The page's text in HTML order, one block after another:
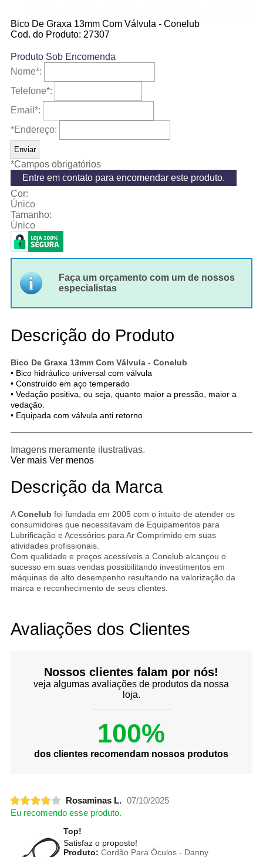
Bico De Graxa 13mm Com Válvula - Conelub
Cod. do Produto: 27307
Produto Sob Encomenda
Nome*:
Telefone*:
Email *:
*Endereço:
*Campos obrigatórios
Entre em contato para encomendar este produto.
Cor:
Único
Tamanho:
Único
Faça um orçamento com um de nossos
especialistas
Descrição do Produto
Bico De Graxa 13mm Com Válvula - Conelub
• Bico hidráulico universal com válvula
• Construído em aço temperado
• Vedação positiva, ou seja, quanto maior a pressão, maior a
vedação.
• Equipada com válvula anti retorno
Imagens meramente ilustrativas.
Ver mais Ver menos
Descrição da Marca
AConelub foi fundada em 2005 com o intuito de atender os
consumidores que necessitavam de Equipamentos para
Lubrificação e Acessórios para Ar Comprimido em suas
atividades profissionais.
Com qualidade e preços acessíveis a Conelub alcançou o
sucesso em suas vendas possibilitando investimentos em
máquinas de alto desempenho resultando na valorização da
marca e reconhecimento de seus clientes.
Avaliações dos Clientes
Nossos clientes falam por nós!
veja algumas avaliações de produtos da nossa
loja.
100%
dos clientes recomendam nossos produtos
Rosaminas L. 07/10/2025
Eu recomendo esse produto.
Top!
Satisfaz o proposto!
Produto: Cordão Para Óculos - Danny